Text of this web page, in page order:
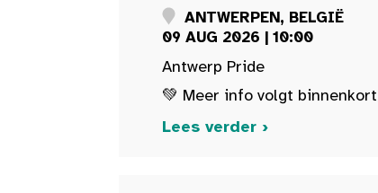
ANTWERPEN, BELGIË
09 AUG 2026 | 10:00
Antwerp Pride
💚 Meer info volgt
Lees verder ›